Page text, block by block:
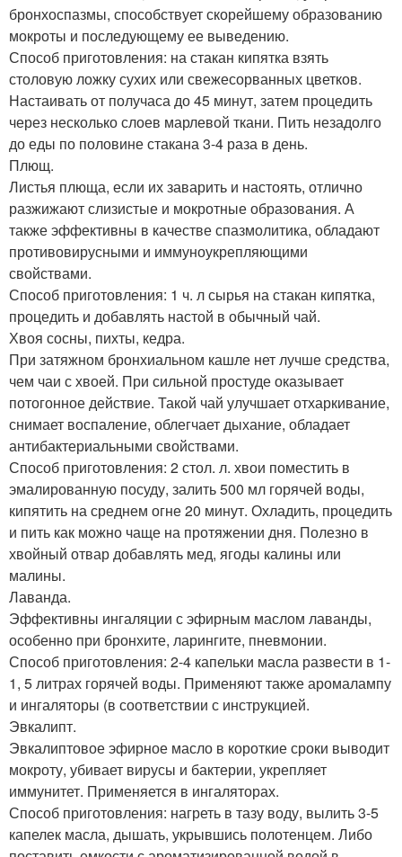
бронхоспазмы, способствует скорейшему образованию
мокроты и последующему ее выведению.
Способ приготовления: на стакан кипятка взять
столовую ложку сухих или свежесорванных цветков.
Настаивать от получаса до 45 минут, затем процедить
через несколько слоев марлевой ткани. Пить незадолго
до еды по половине стакана 3-4 раза в день.
Плющ.
Листья плюща, если их заварить и настоять, отлично
разжижают слизистые и мокротные образования. А
также эффективны в качестве спазмолитика, обладают
противовирусными и иммуноукрепляющими
свойствами.
Способ приготовления: 1 ч. л сырья на стакан кипятка,
процедить и добавлять настой в обычный чай.
Хвоя сосны, пихты, кедра.
При затяжном бронхиальном кашле нет лучше средства,
чем чаи с хвоей. При сильной простуде оказывает
потогонное действие. Такой чай улучшает отхаркивание,
снимает воспаление, облегчает дыхание, обладает
антибактериальными свойствами.
Способ приготовления: 2 стол. л. хвои поместить в
эмалированную посуду, залить 500 мл горячей воды,
кипятить на среднем огне 20 минут. Охладить, процедить
и пить как можно чаще на протяжении дня. Полезно в
хвойный отвар добавлять мед, ягоды калины или
малины.
Лаванда.
Эффективны ингаляции с эфирным маслом лаванды,
особенно при бронхите, ларингите, пневмонии.
Способ приготовления: 2-4 капельки масла развести в 1-
1, 5 литрах горячей воды. Применяют также аромалампу
и ингаляторы (в соответствии с инструкцией.
Эвкалипт.
Эвкалиптовое эфирное масло в короткие сроки выводит
мокроту, убивает вирусы и бактерии, укрепляет
иммунитет. Применяется в ингаляторах.
Способ приготовления: нагреть в тазу воду, вылить 3-5
капелек масла, дышать, укрывшись полотенцем. Либо